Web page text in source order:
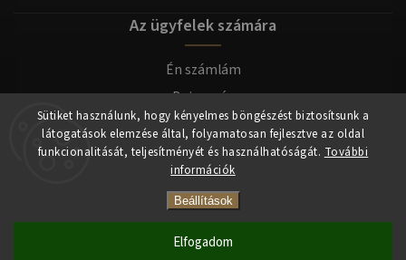
Sütiket használunk, hogy kényelmes böngészést biztosítsunk a
látogatások elemzése által, folyamatosan fejlesztve az oldal
funkcionalitását, teljesítményét és használhatóságát. További
információk
Beállítások
Elfogadom
Az ügyfelek számára
Én számlám
Bejegyzés
Bejelentkezés
Copyright 2026tomilla.hu. Minden jog fenntartva.